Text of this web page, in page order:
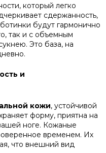
который легко
сдержанность,
будут гармонично
так и с объемным
Это база, на
и
кожи, устойчивой
форму, приятна на
ноге. Кожаные
временем. Их
что внешний вид